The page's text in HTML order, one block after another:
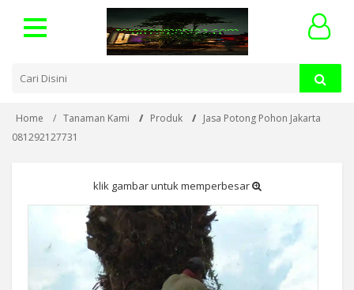
Home Tanaman Kami Produk
Jasa Potong Pohon Jakarta
081292127731
klik gambar untuk memperbesar